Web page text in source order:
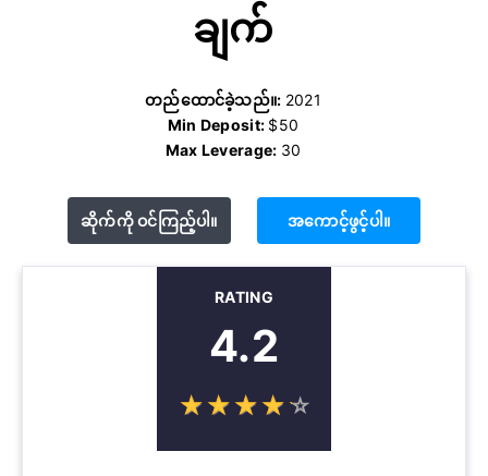
ချက်
တည်ထောင်ခဲ့သည်။: 2021
Min Deposit: $50
Max Leverage: 30
ဆိုက်ကို ဝင်ကြည့်ပါ။ အကောင့်ဖွင့်ပါ။
RATING
4.2
☆☆☆☆☆
★★★★★